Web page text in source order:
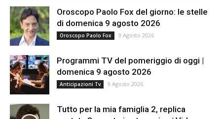
Oroscopo Paolo Fox del giorno: le stelle
di domenica 9 agosto 2026
Oroscopo Paolo Fox 9 Agosto 2026
Programmi TV del pomeriggio di oggi |
domenica 9 agosto 2026
Anticipazioni Tv 9 Agosto 2026
Tutto per la mia famiglia 2, replica